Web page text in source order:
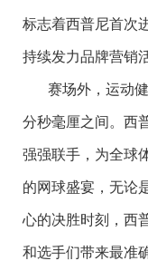
标志着西普尼首次
持续发力品牌营销
赛场外，运动健
分秒毫厘之间。西
强强联手，为全球
的网球盛宴，无论
心的决胜时刻，西
和选手们带来最准